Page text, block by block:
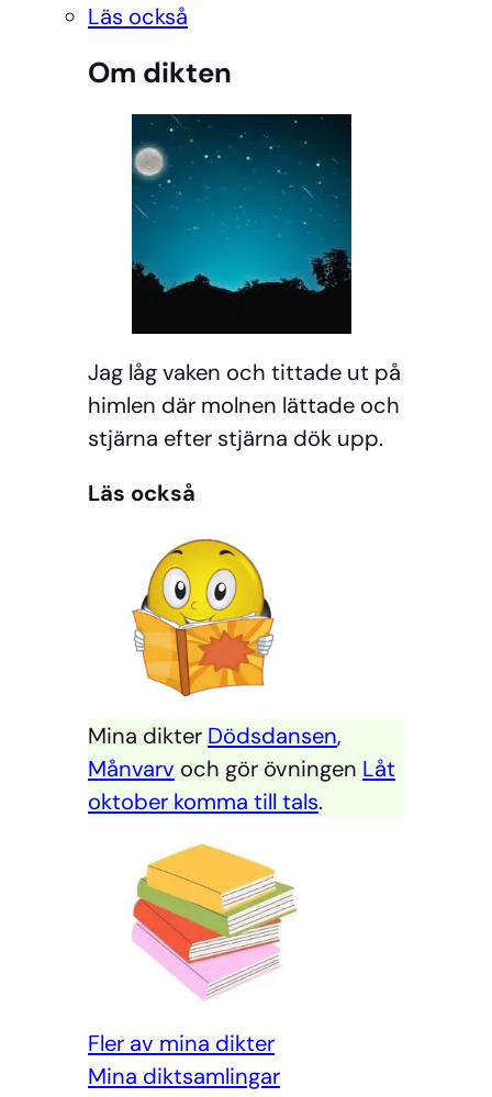
Läs också
Om dikten
Jag låg vaken och tittade ut på
himlen där molnen lättade och
stjärna efter stjärna dök upp.
Läs också
Mina dikter Dödsdansen,
Månvarv och gör övningen Låt
oktober komma till tals.
Fler av mina dikter
Mina diktsamlingar